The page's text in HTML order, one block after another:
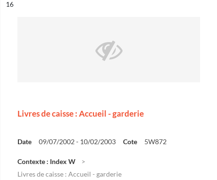
n°
16
Livres de caisse : Accueil - garderie
Date 09/07/2002 - 10/02/2003 Cote 5W872
Contexte : Index W
Livres de caisse : Accueil - garderie